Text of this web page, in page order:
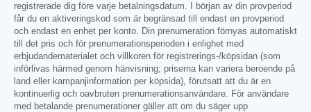
registrerade dig före varje betalningsdatum. I början av din provperiod
får du en aktiveringskod som är begränsad till endast en provperiod
och endast en enhet per konto. Din prenumeration förnyas automatiskt
till det pris och för prenumerationsperioden i enlighet med
erbjudandematerialet och villkoren för registrerings-/köpsidan (som
införlivas härmed genom hänvisning; priserna kan variera beroende på
land eller kampanjinformation per köpsida), förutsatt att du är en
kontinuerlig och oavbruten prenumerationsanvändare. För användare
med betalande prenumerationer gäller att om du säger upp